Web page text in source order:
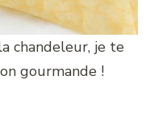
chandeleur, je te
gourmande !